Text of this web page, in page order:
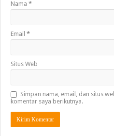
Nama*
Email*
Situs Web
Simpan nama, email, dan situs
komentar saya berikutnya.